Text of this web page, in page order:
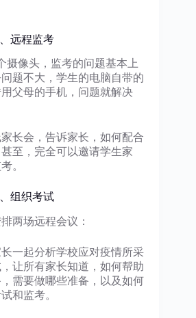
远程监考
摄像头，监考的问题基本上
题不大，学生的电脑自带的
父母的手机，问题就解决
长会，告诉家长，如何配合
至，完全可以邀请学生家
。
组织考试
两场远程会议：
一起分析学校应对疫情所采
让所有家长知道，如何帮助
需要做哪些准备，以及如何
和监考。